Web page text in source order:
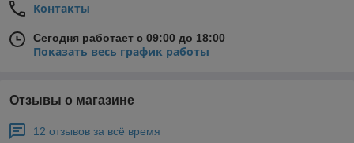
Контакты
Сегодня работает с 09:00 до 18:00
Показать весь график работы
Отзывы о магазине
12 отзывов за всё время